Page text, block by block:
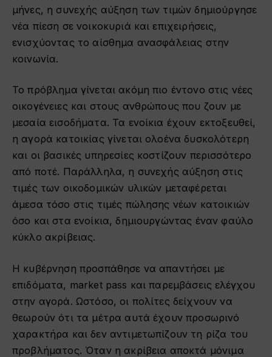
μήνες, η συνεχής αύξηση των τιμών δημιούργησε
νέα πίεση σε νοικοκυριά και επιχειρήσεις,
ενισχύοντας το αίσθημα ανασφάλειας στην
κοινωνία.
Το πρόβλημα γίνεται ακόμη πιο έντονο στις νέες
οικογένειες και στους ανθρώπους που ζουν με
μεσαία εισοδήματα. Τα ενοίκια έχουν εκτοξευθεί,
η αγορά κατοικίας γίνεται ολοένα δυσκολότερη
και οι βασικές υπηρεσίες κοστίζουν περισσότερο
από ποτέ. Παράλληλα, η συνεχής αύξηση στις
τιμές των οικοδομικών υλικών μεταφέρεται
άμεσα τόσο στις τιμές πώλησης νέων κατοικιών
όσο και στα ενοίκια, δημιουργώντας έναν φαύλο
κύκλο ακρίβειας.
Η κυβέρνηση προσπάθησε να απαντήσει με
επιδόματα, market pass και παρεμβάσεις ελέγχου
στην αγορά. Ωστόσο, οι πολίτες δείχνουν να
θεωρούν ότι τα μέτρα αυτά έχουν προσωρινό
χαρακτήρα και δεν αντιμετωπίζουν τη ρίζα του
προβλήματος. Όταν η ακρίβεια αποκτά μόνιμα